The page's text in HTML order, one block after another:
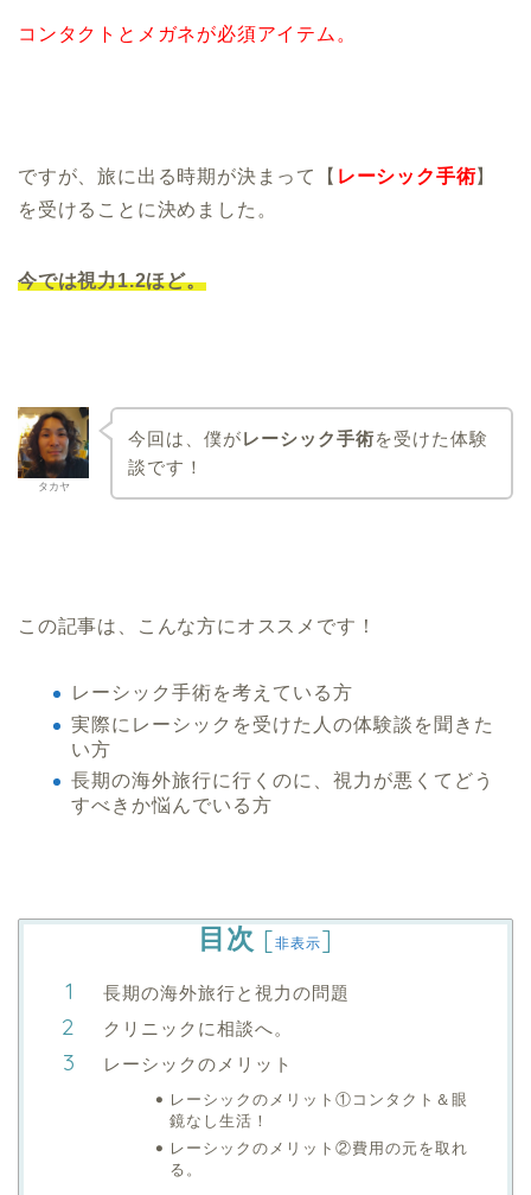
コンタクトとメガネが必須アイテム。
ですが、旅に出る時期が決まって【 レーシック手術】
を受けることに決めました。
今では視力1.2ほど。
タカヤ
今回は、僕がレーシック手術を受けた体験
談です！
この記事は、こんな方にオススメです！
レーシック手術を考えている方
実際にレーシックを受けた人の体験談を聞きた
い方
長期の海外旅行に行くのに、視力が悪くてどう
すべきか悩んでいる方
目次 [非表示]
長期の海外旅行と視力の問題
クリニックに相談へ。
レーシックのメリット
レーシックのメリット①コンタクト＆眼
鏡なし生活！
レーシックのメリット②費用の元を取れ
る。